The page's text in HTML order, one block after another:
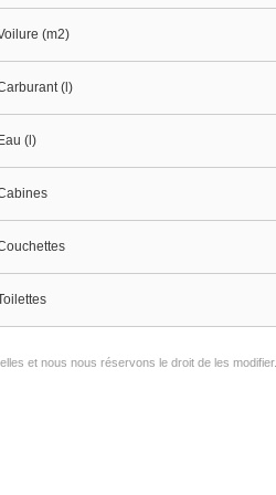
(m2)
(l)
Eau (l)
et nous nous réservons le droit de les modifier.